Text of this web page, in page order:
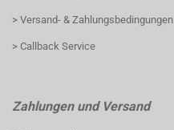
> Versand- & Zahlungsbedingungen
> Callback Service
Zahlungen und Versand